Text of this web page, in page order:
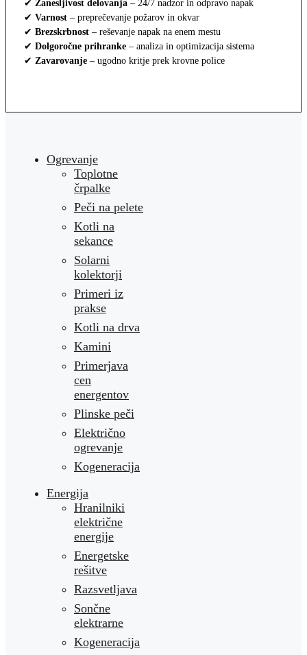
✔ Zanesljivost delovanja – 24/7 nadzor in odpravo napak
✔ Varnost – preprečevanje požarov in okvar
✔ Brezskrbnost – reševanje napak na enem mestu
✔ Dolgoročne prihranke – analiza in optimizacija sistema
✔ Zavarovanje – ugodno kritje prek krovne police
Ogrevanje
Toplotne
črpalke
Peči na pelete
Kotli na
sekance
Solarni
kolektorji
Primeri iz
prakse
Kotli na drva
Kamini
Primerjava
cen
energentov
Plinske peči
Električno
ogrevanje
Kogeneracija
Energija
Hranilniki
električne
energije
Energetske
rešitve
Razsvetljava
Sončne
elektrarne
Kogeneracija